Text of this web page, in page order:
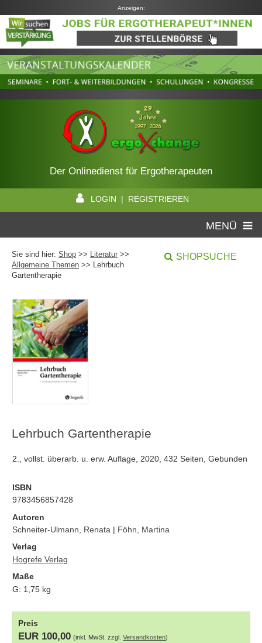
Anzeigen:
Der Onlinedienst für Ergotherapeuten
LOGIN | REGISTRIEREN
MENÜ
Sie sind hier: Shop >> Literatur >>
Allgemeine Themen >> Lehrbuch
Gartentherapie
SHOPSUCHE
Lehrbuch Gartentherapie
2., vollst. überarb. u. erw. Auflage, 2020, 432 Seiten, Gebunden
ISBN
9783456857428
Autoren
Schneiter-Ulmann, Renata | Föhn, Martina
Verlag
Hogrefe Verlag
Maße
G: 1,75 kg
Preis
EUR 100,00 (inkl. MwSt. zzgl.Versandkosten)